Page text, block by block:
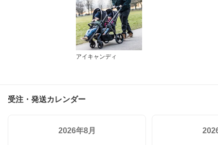
アイキャンディ
受注・発送カレンダー
2026年8月